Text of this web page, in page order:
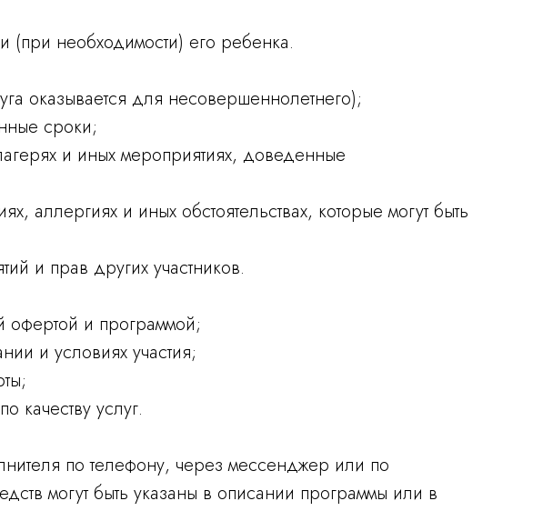
(при необходимости) его ребенка.
оказывается для несовершеннолетнего);
сроки;
и иных мероприятиях, доведенные
аллергиях и иных обстоятельствах, которые могут быть
и прав других участников.
офертой и программой;
и условиях участия;
услуг.
по телефону, через мессенджер или по
могут быть указаны в описании программы или в